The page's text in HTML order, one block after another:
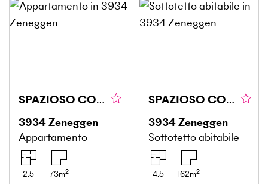
SPAZIOSO CON VISTA SULLE MONTAGNE
3934Zeneggen
Appartamento
2.5 73m2
SPAZIOSO CON VISTA SULLE MONTAGNE
3934Zeneggen
Sottotetto abitabile
4.5 162m2